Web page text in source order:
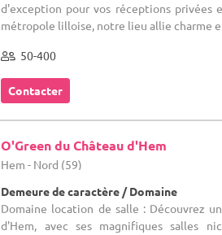
d'exception pour vos réceptions privées
métropole lilloise, notre lieu allie charme
50-400
Contacter
O'Green du Château d'Hem
Hem - Nord (59)
Demeure de caractère / Domaine
Domaine location de salle : Découvrez
d'Hem, avec ses magnifiques salles